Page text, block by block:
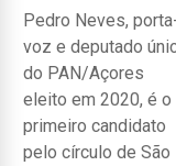
Pedro Neves,
voz e deputado
do PAN/Açores
eleito em 2020, é o
primeiro candidato
pelo círculo de São